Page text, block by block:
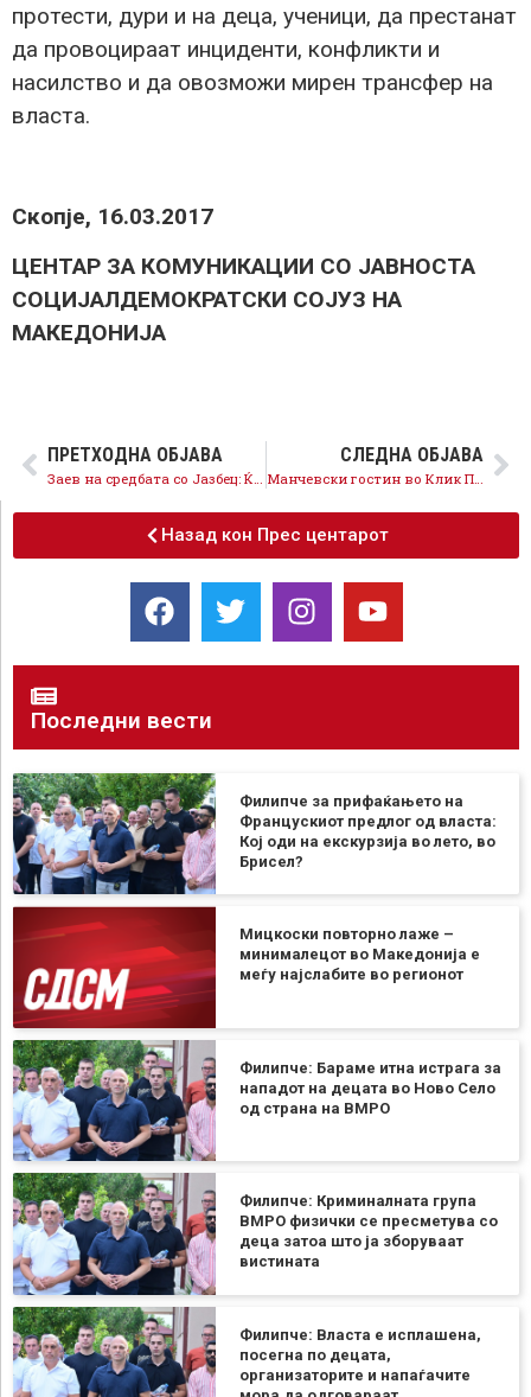
протести, дури и на деца, ученици, да престанат
да провоцираат инциденти, конфликти и
насилство и да овозможи мирен трансфер на
власта.
Скопје, 16.03.2017
ЦЕНТАР ЗА КОМУНИКАЦИИ СО ЈАВНОСТА
СОЦИЈАЛДЕМОКРАТСКИ СОЈУЗ НА
МАКЕДОНИЈА
ПРЕТХОДНА ОБЈАВА СЛЕДНА ОБЈАВА
Манчевски гостин во Клик Плус на ТВ 21
Назад кон Прес центарот
Последни вести
Филипче за прифаќањето на
Францускиот предлог од власта:
Кој оди на екскурзија во лето, во
Брисел?
Мицкоски повторно лаже –
минималецот во Македонија е
меѓу најслабите во регионот
Филипче: Бараме итна истрага за
нападот на децата во Ново Село
од страна на ВМРО
Филипче: Криминалната група
ВМРО физички се пресметува со
деца затоа што ја зборуваат
вистината
Филипче: Власта е исплашена,
посегна по децата,
организаторите и напаѓачите